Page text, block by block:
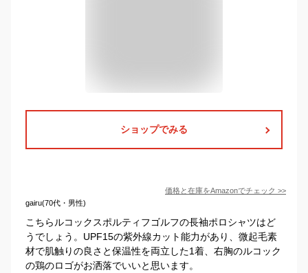
ショップでみる
価格と在庫をAmazonでチェック >>
gairu(70代・男性)
こちらルコックスポルティフゴルフの長袖ポロシャツはど
うでしょう。UPF15の紫外線カット能力があり、微起毛素
材で肌触りの良さと保温性を両立した1着、右胸のルコック
の鶏のロゴがお洒落でいいと思います。